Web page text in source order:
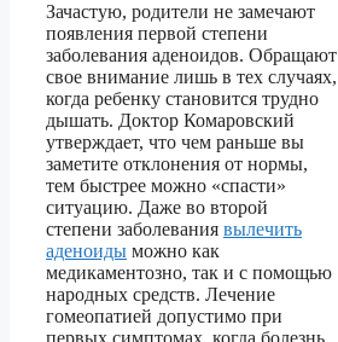
Зачастую, родители не замечают
появления первой степени
заболевания аденоидов. Обращают
свое внимание лишь в тех случаях,
когда ребенку становится трудно
дышать. Доктор Комаровский
утверждает, что чем раньше вы
заметите отклонения от нормы,
тем быстрее можно «спасти»
ситуацию. Даже во второй
степени заболевания вылечить
аденоиды можно как
медикаментозно, так и с помощью
народных средств. Лечение
гомеопатией допустимо при
первых симптомах, когда болезнь